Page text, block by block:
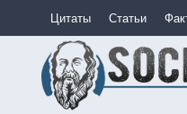
Цитаты Статьи